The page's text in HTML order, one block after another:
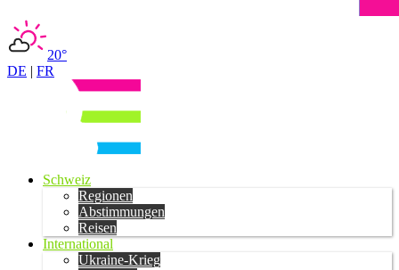
20°
DE | FR
Schweiz
Regionen
Abstimmungen
Reisen
International
Ukraine-Krieg